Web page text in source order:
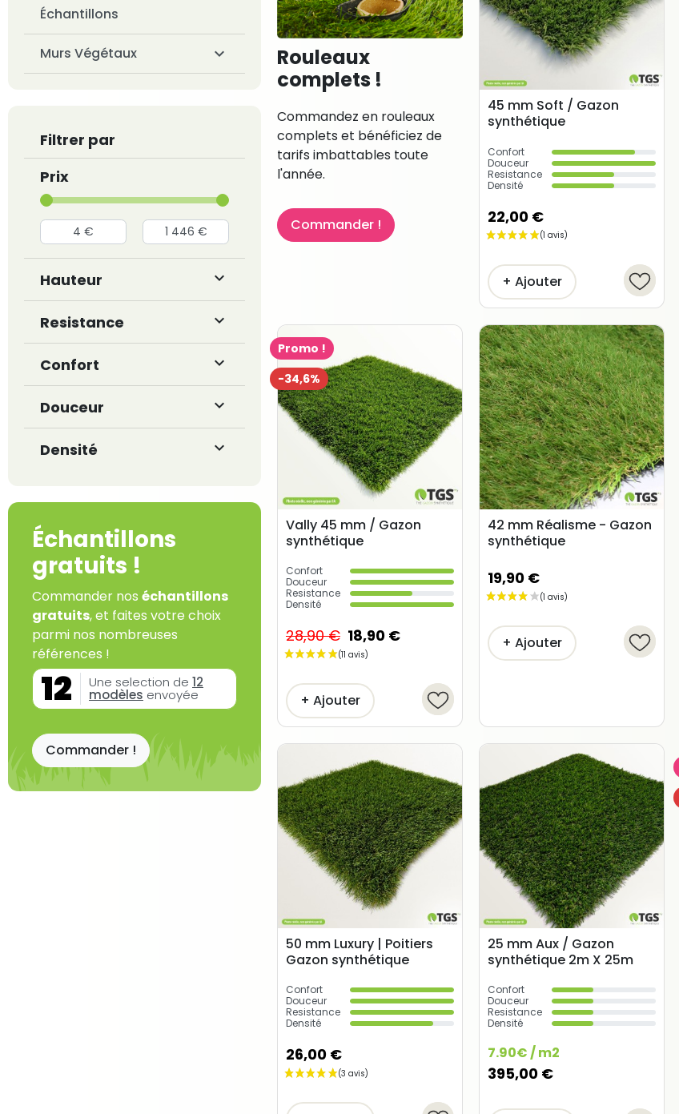
Échantillons
Murs Végétaux 
Filtrer par
Prix
Hauteur 
Resistance 
Confort 
Douceur 
Densité 
Échantillons
gratuits !
Commander nos échantillons
gratuits, et faites votre choix
parmi nos nombreuses
références !
12 Une selection de 12
modèles envoyée
Commander !
Rouleaux
complets !
Commandez en rouleaux
complets et bénéficiez de
tarifs imbattables toute
l'année.
Commander !
45 mm Soft / Gazon
synthétique
Confort
Douceur
Resistance
Densité
22,00 €
+ Ajouter
Promo !
-34,6%
Vally 45 mm / Gazon
synthétique
Confort
Douceur
Resistance
Densité
28,90 € 18,90 €
+ Ajouter
42 mm Réalisme - Gazon
synthétique
19,90 €
+ Ajouter
50 mm Luxury | Poitiers
Gazon synthétique
Confort
Douceur
Resistance
Densité
26,00 €
25 mm Aux / Gazon
synthétique 2m X 25m
Confort
Douceur
Resistance
Densité
7.90€ / m2
395,00 €